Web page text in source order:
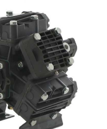
- Freischneider